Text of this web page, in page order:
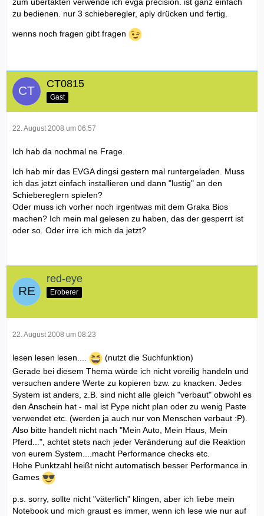
zu bedienen. nur 3 schieberegler, aply drücken und fertig.
wenns noch fragen gibt fragen
CT0815
Gast
22. August 2008 um 06:57
Ich hab da nochmal ne Frage.
Ich hab mir das EVGA dingsi gestern mal runtergeladen. Muss
ich das jetzt einfach installieren und dann "lustig" an den
Schiebereglern spielen?
Oder muss ich vorher noch irgentwas mit dem Graka Bios
machen? Ich mein mal gelesen zu haben, das der gesperrt ist
oder so. Oder irre ich mich da jetzt?
red-eye
Eroberer
22. August 2008 um 08:23
lesen lesen lesen....
(nutzt die Suchfunktion)
Gerade bei diesem Thema würde ich nicht voreilig handeln und
versuchen andere Werte zu kopieren bzw. zu knacken. Jedes
System ist anders, z.B. sind nicht alle gleich "verbaut" obwohl es
den Anschein hat - mal ist Pype nicht plan oder zu wenig Paste
verwendet etc. (werden ja auch nur von Menschen verbaut :P).
Also bitte handelt nicht nach "Mein Auto, Mein Haus, Mein
Pferd...", achtet stets nach jeder Veränderung auf die Reaktion
von eurem System....macht Performance checks etc.
Hohe Punktzahl heißt nicht automatisch besser Performance in
Games
p.s. sorry, sollte nicht "väterlich" klingen, aber ich liebe mein
Notebook und mich graust es immer, wenn ich lese wie nur auf